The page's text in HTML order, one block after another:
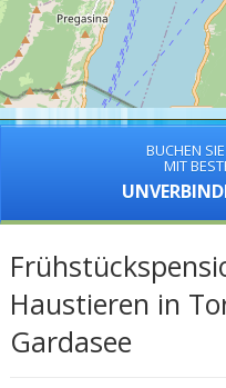
BUCHEN
MIT
Haustieren in
Gardasee